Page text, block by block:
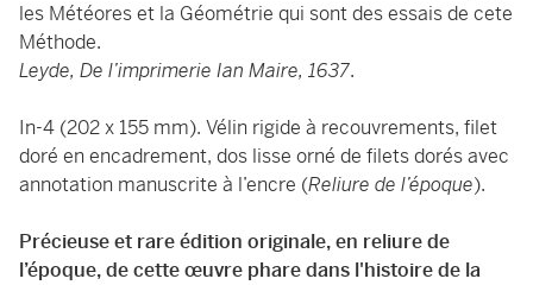
les Météores et la Géométrie qui sont des essais de cete
Méthode.
Leyde, De l’imprimerie Ian Maire, 1637.
In-4 (202 x 155 mm). Vélin rigide à recouvrements, filet
doré en encadrement, dos lisse orné de filets dorés avec
annotation manuscrite à l’encre (Reliure de l’époque).
Précieuse et rare édition originale, en reliure de
l’époque, de cette œuvre phare dans l'histoire de la